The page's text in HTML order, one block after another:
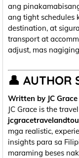
ang
ang tight schedules
destination, at
transport at
adjust, mas
👤 AUTHOR
Written by JC Grace
JC Grace is the
mga realistic,
insights para sa
maraming beses